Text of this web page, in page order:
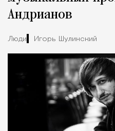
Андрианов
Люди Игорь Шулинский